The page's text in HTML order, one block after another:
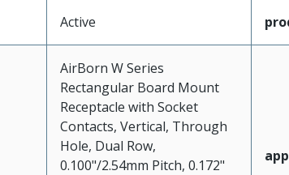
Active
AirBorn W Series
Rectangular Board Mount
Receptacle with Socket
Contacts, Vertical, Through
Hole, Dual Row,
0.100"/2.54mm Pitch, 0.172"